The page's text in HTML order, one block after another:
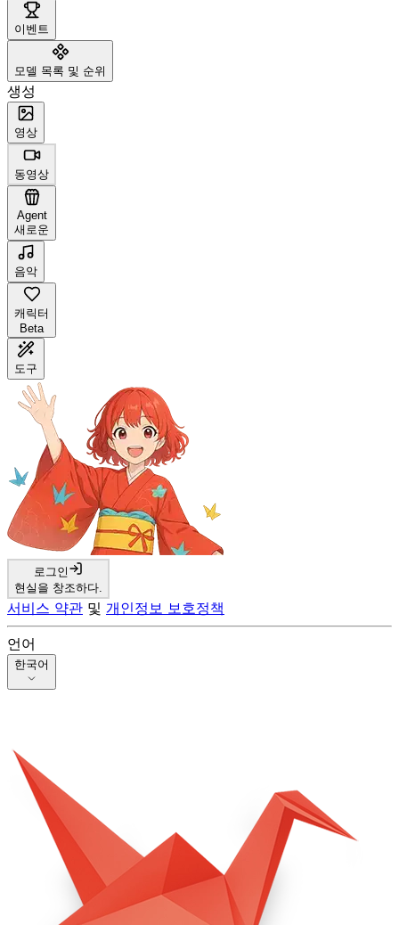
이벤트
모델 목록 및 순위
생성
영상
동영상
Agent
새로운
음악
캐릭터
Beta
도구
로그인
현실을 창조하다.
서비스 약관 및 개인정보 보호정책
언어
한국어